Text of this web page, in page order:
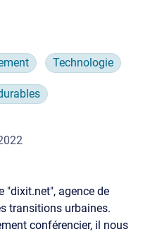
Technologie
"dixit.net", agence de
transitions urbaines.
conférencier, il nous